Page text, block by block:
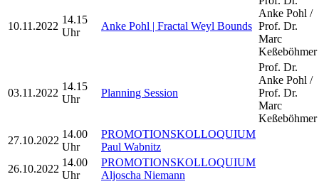
10.11.2022
14.15
Uhr
Anke Pohl | Fractal Weyl Bounds
Anke Pohl /
Prof. Dr.
Marc
Keßeböhmer
03.11.2022
14.15
Uhr
Planning Session
Prof. Dr.
Anke Pohl /
Prof. Dr.
Marc
Keßeböhmer
27.10.2022
14.00
Uhr
PROMOTIONSKOLLOQUIUM
Paul Wabnitz
26.10.2022
14.00
Uhr
PROMOTIONSKOLLOQUIUM
Aljoscha Niemann